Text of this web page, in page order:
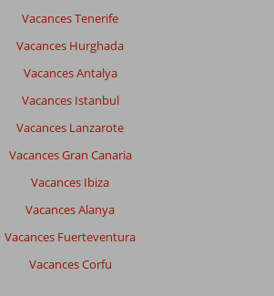
Vacances Tenerife
Vacances Hurghada
Vacances Antalya
Vacances Istanbul
Vacances Lanzarote
Vacances Gran Canaria
Vacances Ibiza
Vacances Alanya
Vacances Fuerteventura
Vacances Corfu